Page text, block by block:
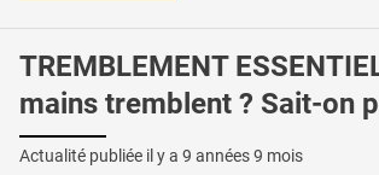
TREMBLEMENT
mains tremblent ? Sait-on
Actualité publiée il y a 9 années 9 mois